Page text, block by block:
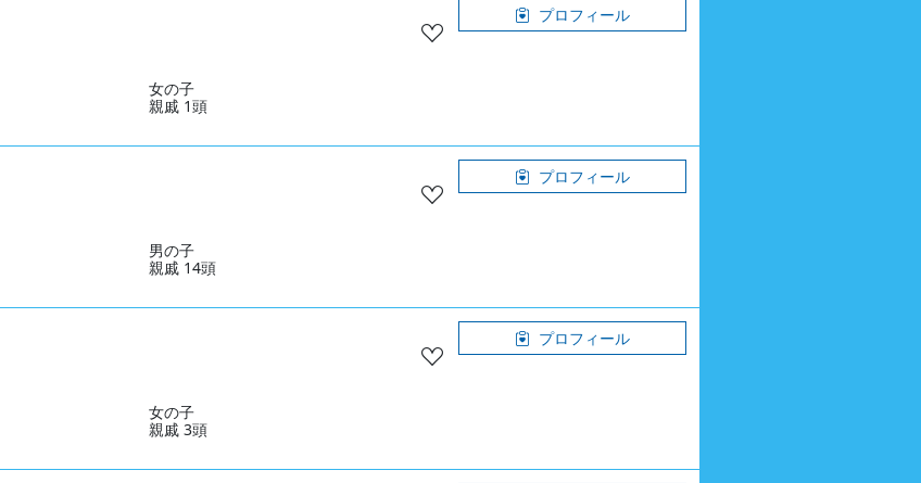
女の子
親戚 1頭
プロフィール
男の子
親戚 14頭
プロフィール
女の子
親戚 3頭
プロフィール